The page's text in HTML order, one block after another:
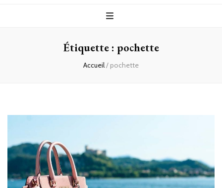
Étiquette : pochette
Accueil/ pochette